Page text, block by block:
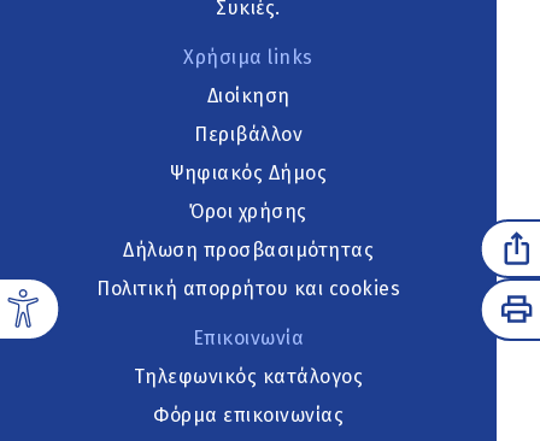
Συκιές.
Χρήσιμα links
Διοίκηση
Περιβάλλον
Ψηφιακός Δήμος
Όροι χρήσης
Δήλωση προσβασιμότητας
Πολιτική απορρήτου και cookies
Επικοινωνία
Τηλεφωνικός κατάλογος
Φόρμα επικοινωνίας